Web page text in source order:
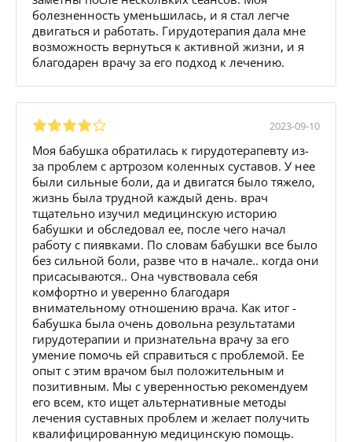
болезненность уменьшилась, и я стал легче
двигаться и работать. Гирудотерапия дала мне
возможность вернуться к активной жизни, и я
благодарен врачу за его подход к лечению.
2023-09-10
Моя бабушка обратилась к гирудотерапевту из-
за проблем с артрозом коленных суставов. У нее
были сильные боли, да и двигатся было тяжело,
жизнь была трудной каждый день. врач
тщательно изучил медицинскую историю
бабушки и обследовал ее, после чего начал
работу с пиявками. По словам бабушки все было
без сильной боли, разве что в начале.. когда они
присасываются.. Она чувствовала себя
комфортно и уверенно благодаря
внимательному отношению врача. Как итог -
бабушка была очень довольна результатами
гирудотерапии и признательна врачу за его
умение помочь ей справиться с проблемой. Ее
опыт с этим врачом был положительным и
позитивным. Мы с уверенностью рекомендуем
его всем, кто ищет альтернативные методы
лечения суставных проблем и желает получить
квалифицированную медицинскую помощь.